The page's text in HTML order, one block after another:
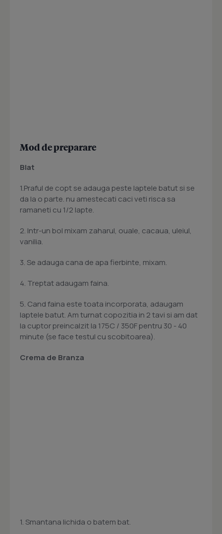
Mod de preparare
Blat
1.Praful de copt se adauga peste laptele batut si se
da la o parte. nu amestecati caci veti risca sa
ramaneti cu 1/2 lapte.
2. Intr-un bol mixam zaharul, ouale, cacaua, uleiul,
vanilia.
3. Se adauga cana de apa fierbinte, mixam.
4. Treptat adaugam faina.
5. Cand faina este toata incorporata, adaugam
laptele batut. Am turnat copozitia in 2 tavi si am dat
la cuptor preincalzit la 175C / 350F pentru 30 - 40
minute (se face testul cu scobitoarea).
Crema de Branza
1. Smantana lichida o batem bat.